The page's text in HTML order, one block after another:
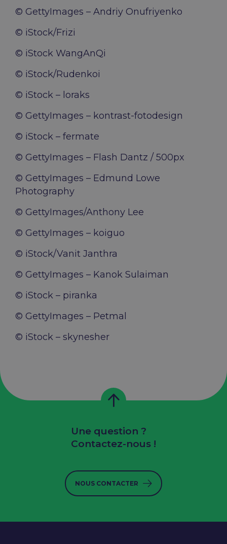
© GettyImages – Andriy Onufriyenko
© iStock/Frizi
© iStock WangAnQi
© iStock/Rudenkoi
© iStock – loraks
© GettyImages – kontrast-fotodesign
© iStock – fermate
© GettyImages – Flash Dantz / 500px
© GettyImages – Edmund Lowe
Photography
© GettyImages/Anthony Lee
© GettyImages – koiguo
© iStock/Vanit Janthra
© GettyImages – Kanok Sulaiman
© iStock – piranka
© GettyImages – Petmal
© iStock – skynesher
Une question ?
Contactez-nous !
NOUS CONTACTER